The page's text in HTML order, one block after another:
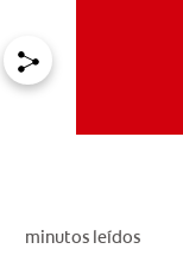
minutos leídos